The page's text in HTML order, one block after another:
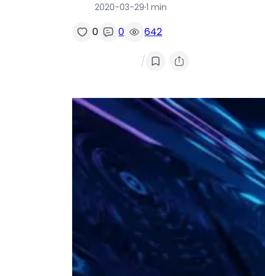
2020-03-29·1 min
0 0 642
/